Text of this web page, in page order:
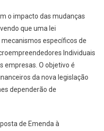
o impacto das mudanças
que uma lei
específicos de
Individuais
empresas. O objetivo é
da nova legislação
dependerão de
de Emenda à